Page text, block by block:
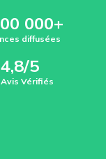
000+
diffusées
4,8/5
Vérifiés